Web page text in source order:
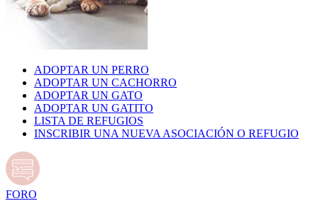
ADOPTAR UN PERRO
ADOPTAR UN CACHORRO
ADOPTAR UN GATO
ADOPTAR UN GATITO
LISTA DE REFUGIOS
INSCRIBIR UNA NUEVA ASOCIACIÓN O REFUGIO
FORO